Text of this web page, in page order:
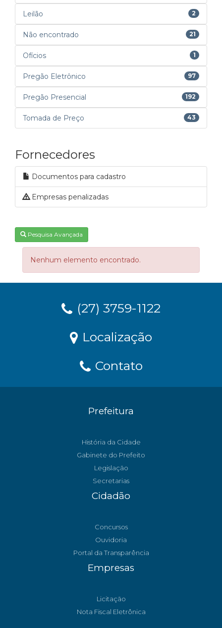
Leilão 2
Não encontrado 21
Ofícios 1
Pregão Eletrônico 97
Pregão Presencial 192
Tomada de Preço 43
Fornecedores
Documentos para cadastro
Empresas penalizadas
Pesquisa Avançada
Nenhum elemento encontrado.
(27) 3759-1122
Localização
Contato
Prefeitura
História da Cidade
Gabinete do Prefeito
Legislação
Secretarias
Cidadão
Concursos
Ouvidoria
Portal da Transparência
Empresas
Licitação
Nota Fiscal Eletrônica